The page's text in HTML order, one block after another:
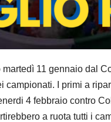
11 gennaio dal
campionati. I primi a
4 febbraio contro
a ruota tutti i